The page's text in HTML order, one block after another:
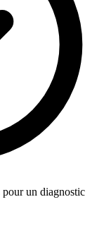
pour un diagnostic